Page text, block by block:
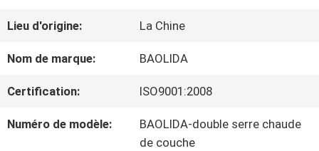
DE
VR
SUJET
Lieu d'origine: La Chine
Nom de marque: BAOLIDA
Certification: ISO9001:2008
Numéro de modèle:
BAOLIDA-double serre chaude
de couche